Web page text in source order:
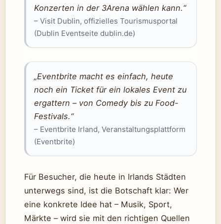
Konzerten in der 3Arena wählen kann.“
– Visit Dublin, offizielles Tourismusportal
(Dublin Eventseite dublin.de)
„Eventbrite macht es einfach, heute
noch ein Ticket für ein lokales Event zu
ergattern – von Comedy bis zu Food-
Festivals.“
– Eventbrite Irland, Veranstaltungsplattform
(Eventbrite)
Für Besucher, die heute in Irlands Städten
unterwegs sind, ist die Botschaft klar: Wer
eine konkrete Idee hat – Musik, Sport,
Märkte – wird sie mit den richtigen Quellen